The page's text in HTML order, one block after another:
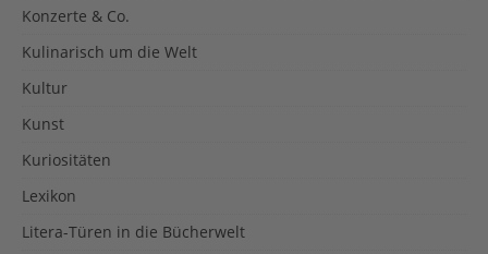
Konzerte & Co.
Kulinarisch um die Welt
Kultur
Kunst
Kuriositäten
Lexikon
Litera-Türen in die Bücherwelt